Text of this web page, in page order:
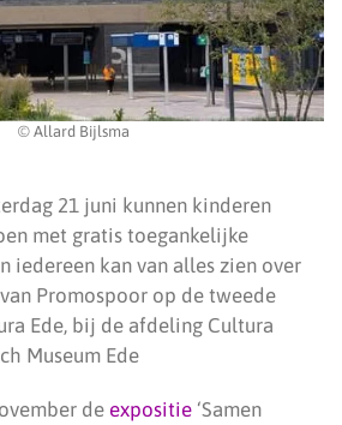
© Allard Bijlsma
21 juni kunnen kinderen
met gratis toegankelijke
iedereen kan van alles zien over
Promospoor op de tweede
Ede, bij de afdeling Cultura
Museum Ede
de expositie ‘Samen